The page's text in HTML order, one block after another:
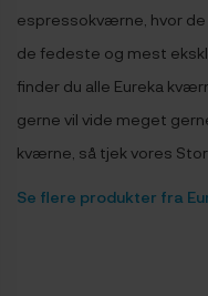
espressokværne, hvor
de fedeste og mest
finder du alle Eureka
gerne vil vide meget
kværne, så tjek vores
Se flere produkter fra